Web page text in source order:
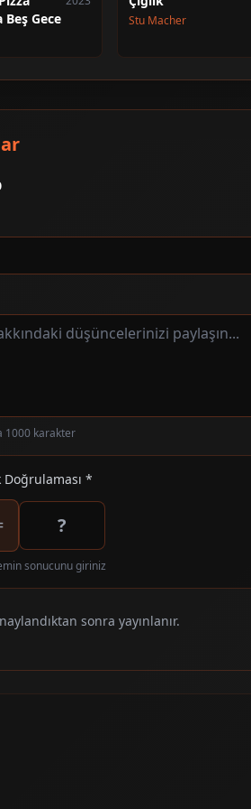
Beş Gece
Stu Macher
1000 karakter
Doğrulaması *
sonucunu giriniz
sonra yayınlanır.